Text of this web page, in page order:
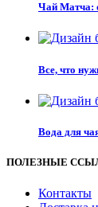
Чай Матча:
Все, что
Вода для
ПОЛЕЗНЫЕ
Контакты